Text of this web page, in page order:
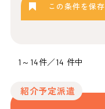
この条件を保存
1～14件／14 件中
紹介予定派遣